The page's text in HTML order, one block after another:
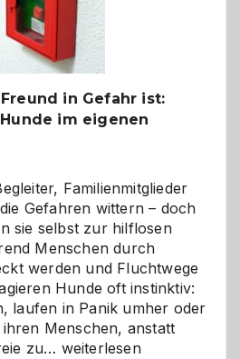
in Gefahr ist:
im eigenen
Familienmitglieder
Gefahren wittern – doch
sie selbst zur hilflosen
Menschen durch
werden und Fluchtwege
Hunde oft instinktiv:
laufen in Panik umher oder
Menschen, anstatt
zu… Wenn
weiterlesen